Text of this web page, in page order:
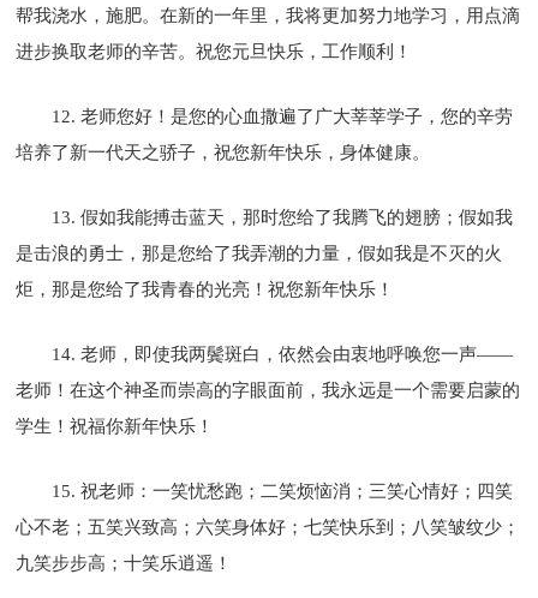
帮我浇水，施肥。在新的一年里，我将更加努力地学习，用点滴
进步换取老师的辛苦。祝您元旦快乐，工作顺利！
12. 老师您好！是您的心血撒遍了广大莘莘学子，您的辛劳
培养了新一代天之骄子，祝您新年快乐，身体健康。
13. 假如我能搏击蓝天，那时您给了我腾飞的翅膀；假如我
是击浪的勇士，那是您给了我弄潮的力量，假如我是不灭的火
炬，那是您给了我青春的光亮！祝您新年快乐！
14. 老师，即使我两鬓斑白，依然会由衷地呼唤您一声――
老师！在这个神圣而崇高的字眼面前，我永远是一个需要启蒙的
学生！祝福你新年快乐！
15. 祝老师：一笑忧愁跑；二笑烦恼消；三笑心情好；四笑
心不老；五笑兴致高；六笑身体好；七笑快乐到；八笑皱纹少；
九笑步步高；十笑乐逍遥！